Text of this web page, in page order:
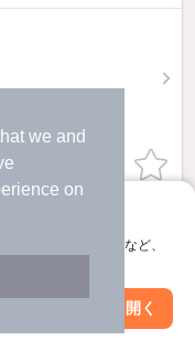
we and
on
部屋探し
やお気に入り保存など、
アプリを開く
絞り込み条件を変更